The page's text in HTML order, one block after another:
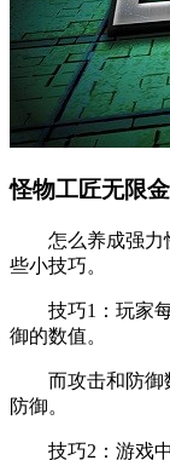
怪物工匠无限
怎么养成强力怪
些小技巧。
技巧1：玩家每
御的数值。
而攻击和防御数
防御。
技巧2：游戏中